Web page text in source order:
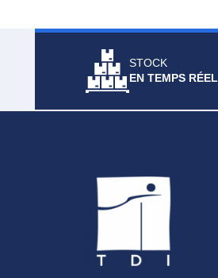
STOCK
EN TEMPS RÉEL